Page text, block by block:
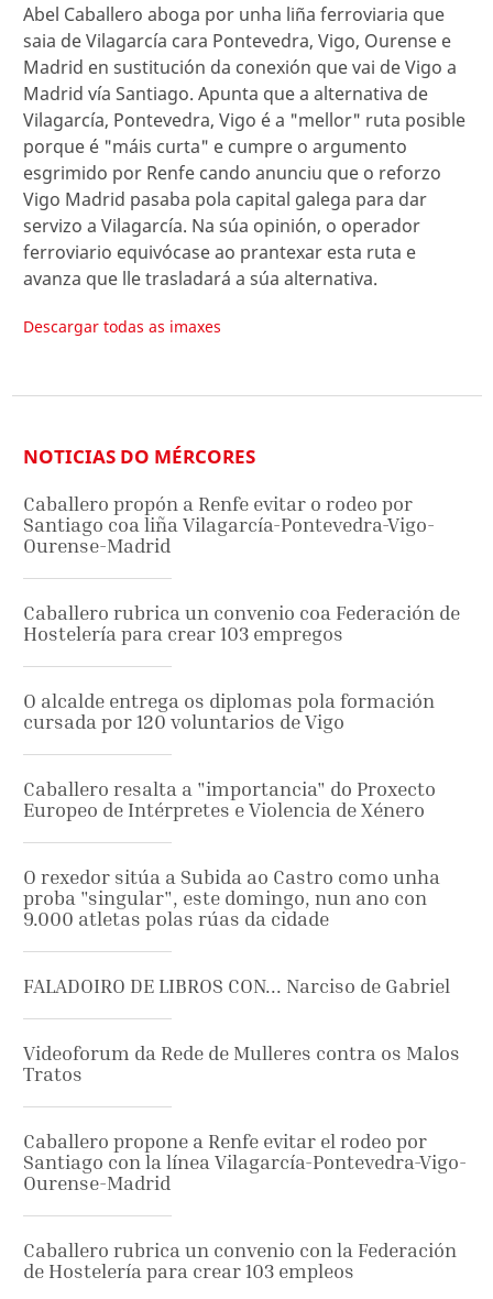
Abel Caballero aboga por unha liña ferroviaria que
saia de Vilagarcía cara Pontevedra, Vigo, Ourense e
Madrid en sustitución da conexión que vai de Vigo a
Madrid vía Santiago. Apunta que a alternativa de
Vilagarcía, Pontevedra, Vigo é a "mellor" ruta posible
porque é "máis curta" e cumpre o argumento
esgrimido por Renfe cando anunciu que o reforzo
Vigo Madrid pasaba pola capital galega para dar
servizo a Vilagarcía. Na súa opinión, o operador
ferroviario equivócase ao prantexar esta ruta e
avanza que lle trasladará a súa alternativa.
Descargar todas as imaxes
NOTICIAS DO MÉRCORES
Caballero propón a Renfe evitar o rodeo por
Santiago coa liña Vilagarcía-Pontevedra-Vigo-
Ourense-Madrid
Caballero rubrica un convenio coa Federación de
Hostelería para crear 103 empregos
O alcalde entrega os diplomas pola formación
cursada por 120 voluntarios de Vigo
Caballero resalta a "importancia" do Proxecto
Europeo de Intérpretes e Violencia de Xénero
O rexedor sitúa a Subida ao Castro como unha
proba "singular", este domingo, nun ano con
9.000 atletas polas rúas da cidade
FALADOIRO DE LIBROS CON... Narciso de Gabriel
Videoforum da Rede de Mulleres contra os Malos
Tratos
Caballero propone a Renfe evitar el rodeo por
Santiago con la línea Vilagarcía-Pontevedra-Vigo-
Ourense-Madrid
Caballero rubrica un convenio con la Federación
de Hostelería para crear 103 empleos